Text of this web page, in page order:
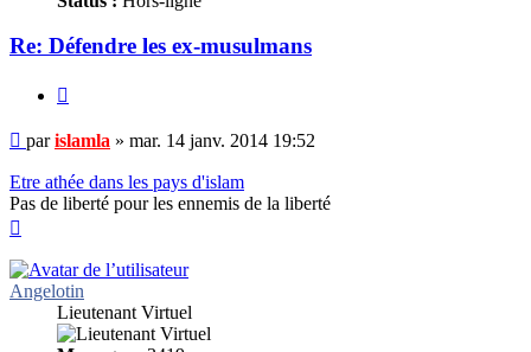
Re: Défendre les ex-musulmans
Message
non
lu
parislamla » mar. 14 janv. 2014 19:52
Etre athée dans les pays d'islam
Pas de liberté pour les ennemis de la liberté
Angelotin
Lieutenant Virtuel